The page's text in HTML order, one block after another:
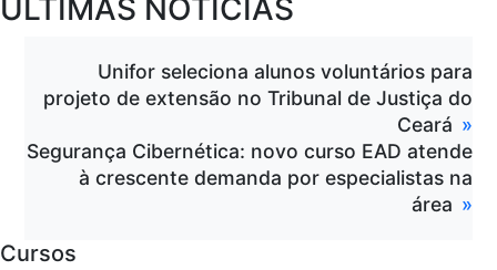
ÚLTIMAS NOTÍCIAS
Unifor seleciona alunos voluntários para
projeto de extensão no Tribunal de Justiça do
Ceará
Segurança Cibernética: novo curso EAD atende
à crescente demanda por especialistas na
área
Cursos